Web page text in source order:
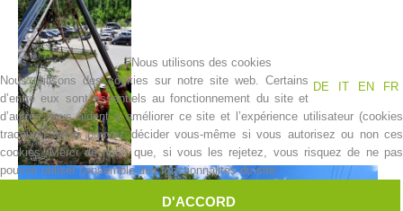
Centres de secours
Nous utilisons des cookies
DE
IT EN FR
Nous utilisons des cookies sur notre site web. Certains
d’entre eux sont essentiels au fonctionnement du site et
d’autres nous aident à améliorer ce site et l’expérience utilisateur (cookies
traceurs). Vous pouvez décider vous-même si vous autorisez ou non ces
cookies. Merci de noter que, si vous les rejetez, vous risquez de ne pas
pouvoir utiliser l’ensemble des fonctionnalités du site.
D'ACCORD